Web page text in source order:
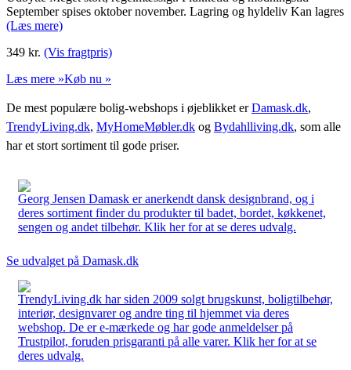
September spises oktober november. Lagring og hyldeliv Kan lagres
(Læs mere)
349 kr. (Vis fragtpris)
Læs mere »Køb nu »
De mest populære bolig-webshops i øjeblikket erDamask.dk,
TrendyLiving.dk, MyHomeMøbler.dk og Bydahlliving.dk, som alle
har et stort sortiment til gode priser.
Georg Jensen Damask er anerkendt dansk designbrand, og i
deres sortiment finder du produkter til badet, bordet, køkkenet,
sengen og andet tilbehør. Klik her for at se deres udvalg.
Se udvalget på Damask.dk
TrendyLiving.dk har siden 2009 solgt brugskunst, boligtilbehør,
interiør, designvarer og andre ting til hjemmet via deres
webshop. De er e-mærkede og har gode anmeldelser på
Trustpilot, foruden prisgaranti på alle varer. Klik her for at se
deres udvalg.